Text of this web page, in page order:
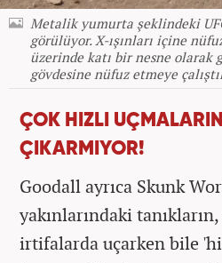
Metalik yumurta şeklindeki
görülüyor. X-ışınları içine
üzerinde katı bir nesne olarak
gövdesine nüfuz etmeye
ÇOK HIZLI
ÇIKARMIYOR!
Goodall ayrıca Skunk
yakınlarındaki
irtifalarda uçarken bile